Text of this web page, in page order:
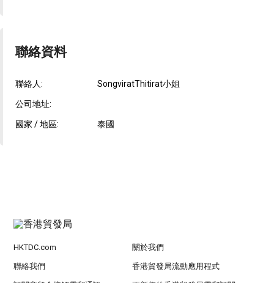
聯絡資料
聯絡人: SongviratThitirat小姐
公司地址:
國家 / 地區: 泰國
HKTDC.com 關於我們
聯絡我們 香港貿發局流動應用程式